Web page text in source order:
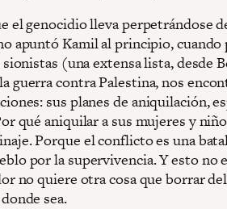
el genocidio lleva perpetrándose
apuntó Kamil al principio,
(una extensa lista, desde
guerra contra Palestina, nos
sus planes de aniquilación,
qué aniquilar a sus mujeres y
Porque el conflicto es una
por la supervivencia. Y esto no
no quiere otra cosa que borrar
sea.